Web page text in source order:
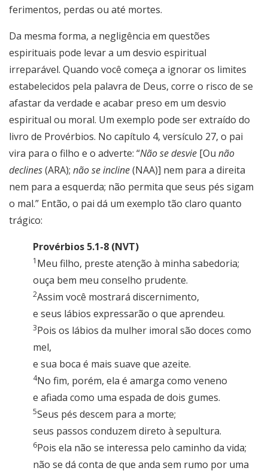
ferimentos, perdas ou até mortes.
Da mesma forma, a negligência em questões
espirituais pode levar a um desvio espiritual
irreparável. Quando você começa a ignorar os limites
estabelecidos pela palavra de Deus, corre o risco de se
afastar da verdade e acabar preso em um desvio
espiritual ou moral. Um exemplo pode ser extraído do
livro de Provérbios. No capítulo 4, versículo 27, o pai
vira para o filho e o adverte: “Não se desvie [Ou não
declines(ARA); não se incline(NAA)] nem para a direita
nem para a esquerda; não permita que seus pés sigam
o mal.” Então, o pai dá um exemplo tão claro quanto
trágico:
Provérbios 5.1-8 (NVT)
1 Meu filho, preste atenção à minha sabedoria;
ouça bem meu conselho prudente.
2Assim você mostrará discernimento,
e seus lábios expressarão o que aprendeu.
3Pois os lábios da mulher imoral são doces como
mel,
e sua boca é mais suave que azeite.
4No fim, porém, ela é amarga como veneno
e afiada como uma espada de dois gumes.
5Seus pés descem para a morte;
seus passos conduzem direto à sepultura.
6Pois ela não se interessa pelo caminho da vida;
não se dá conta de que anda sem rumo por uma